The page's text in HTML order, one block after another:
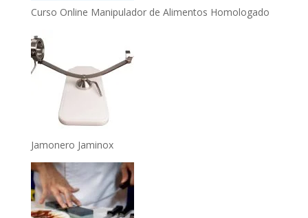
Curso Online Manipulador de Alimentos Homologado
Jamonero Jaminox